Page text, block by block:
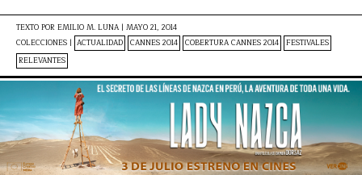
TEXTO POR EMILIO M. LUNA | MAYO 21, 2014
COLECCIONES | ACTUALIDAD CANNES 2014 COBERTURA CANNES 2014 FESTIVALES
RELEVANTES